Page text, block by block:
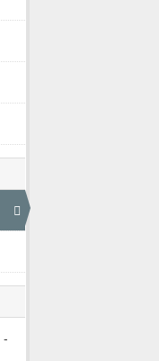
-